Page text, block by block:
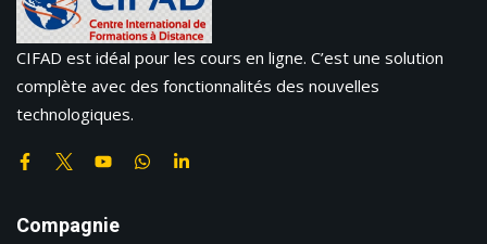
CIFAD est idéal pour les cours en ligne. C’est une solution
complète avec des fonctionnalités des nouvelles
technologiques.
Compagnie